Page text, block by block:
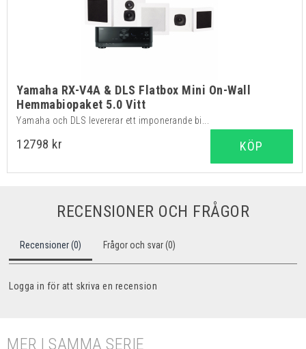
Yamaha RX-V4A & DLS Flatbox Mini On-Wall
Hemmabiopaket 5.0 Vitt
Yamaha och DLS levererar ett imponerande bi...
12798 kr KÖP
RECENSIONER OCH FRÅGOR
Recensioner (0) Frågor och svar (0)
Logga in för att skriva en recension
MER I SAMMA SERIE